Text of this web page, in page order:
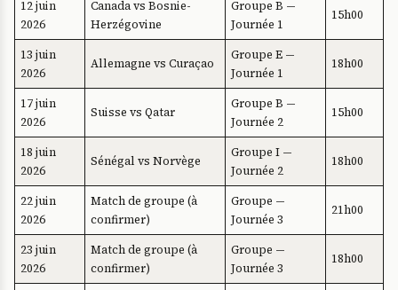
12 juin
2026
Canada vs Bosnie-
Herzégovine
Groupe B —
Journée 1
15h00
13 juin
2026
Allemagne vs Curaçao
Groupe E —
Journée 1
18h00
17 juin
2026
Suisse vs Qatar
Groupe B —
Journée 2
15h00
18 juin
2026
Sénégal vs Norvège
Groupe I —
Journée 2
18h00
22 juin
2026
Match de groupe (à
confirmer)
Groupe —
Journée 3
21h00
23 juin
2026
Match de groupe (à
confirmer)
Groupe —
Journée 3
18h00